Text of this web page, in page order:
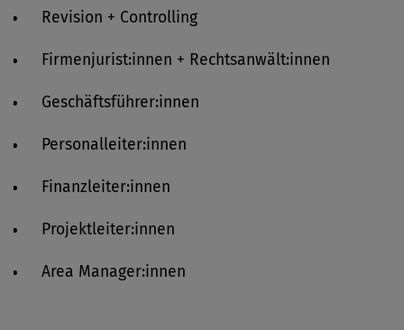
Revision + Controlling
Firmenjurist:innen + Rechtsanwält:innen
Geschäftsführer:innen
Personalleiter:innen
Finanzleiter:innen
Projektleiter:innen
Area Manager:innen